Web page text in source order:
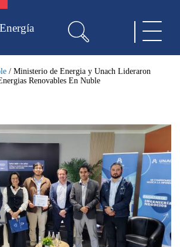
/ Ministerio de Energia y Unach Lideraron
Renovables En Nuble